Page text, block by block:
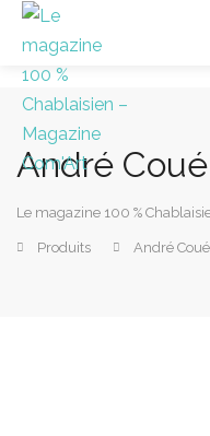
All Categories
André Coué
Le magazine 100 %
Produits André Coué